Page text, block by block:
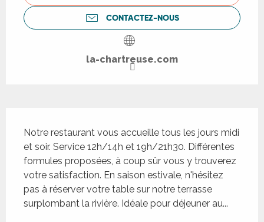
CONTACTEZ-NOUS
la-chartreuse.com
Notre restaurant vous accueille tous les jours midi
et soir. Service 12h/14h et 19h/21h30. Différentes
formules proposées, à coup sûr vous y trouverez
votre satisfaction. En saison estivale, n'hésitez
pas à réserver votre table sur notre terrasse
surplombant la rivière. Idéale pour déjeuner au...